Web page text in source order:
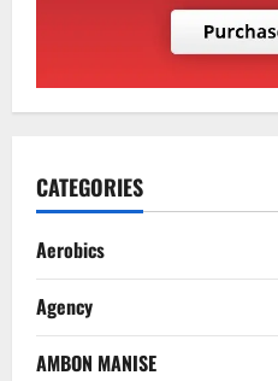
CATEGORIES
Aerobics
Agency
AMBON MANISE